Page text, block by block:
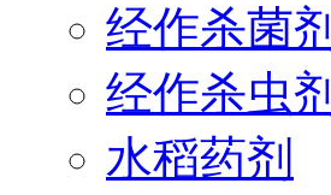
经作杀菌剂
经作杀虫剂
水稻药剂